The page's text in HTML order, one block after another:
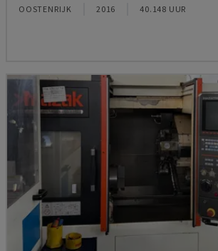
OOSTENRIJK 2016 40.148 UUR